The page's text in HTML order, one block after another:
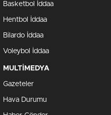
Basketbol İddaa
Hentbol İddaa
Bilardo İddaa
Voleybol İddaa
MULTİMEDYA
Gazeteler
Hava Durumu